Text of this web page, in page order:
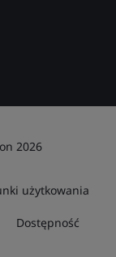
2026
użytkowania
Dostępność